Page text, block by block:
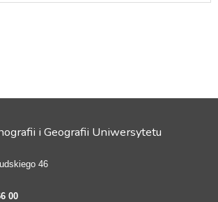
i Geografii Uniwersytetu
46
00